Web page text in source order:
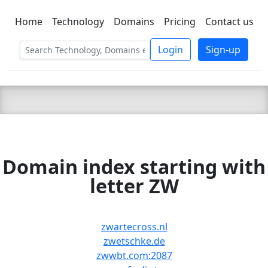
C LIEN TSBEE
Home Technology Domains Pricing Contact us
Login Sign-up
Domain index starting with
letter ZW
zwartecross.nl
zwetschke.de
zwwbt.com:2087